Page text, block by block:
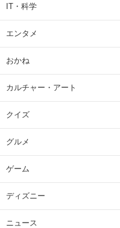
IT・科学
エンタメ
おかね
カルチャー・アート
クイズ
グルメ
ゲーム
ディズニー
ニュース